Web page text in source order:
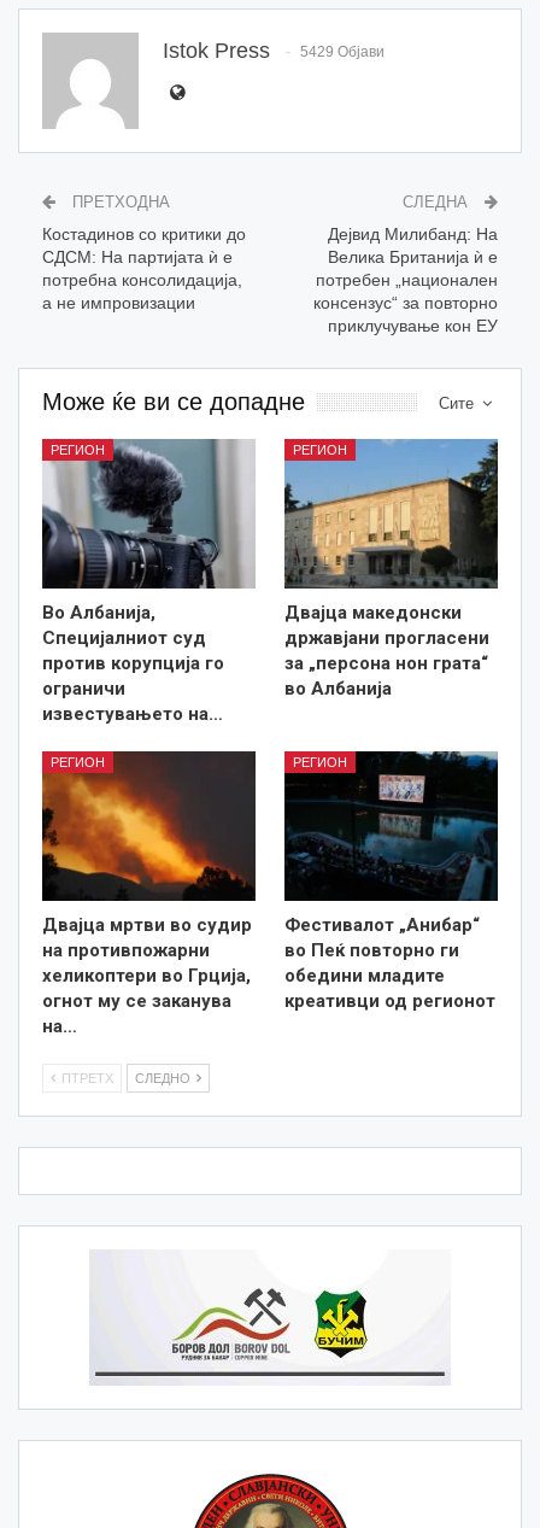
Istok Press 5429 Објави
ПРЕТХОДНА
Костадинов со критики до
СДСМ: На партијата ѝ е
потребна консолидација,
а не импровизации
СЛЕДНА
Дејвид Милибанд: На
Велика Британија ѝ е
потребен „национален
консензус“ за повторно
приклучување кон ЕУ
Сите
Може ќе ви се допадне
РЕГИОН
Во Албанија,
Специјалниот суд
против корупција го
ограничи
известувањето на…
РЕГИОН
Двајца македонски
државјани прогласени
за „персона нон грата“
во Албанија
РЕГИОН
Двајца мртви во судир
на противпожарни
хеликоптери во Грција,
огнот му се заканува
на…
РЕГИОН
Фестивалот „Анибар“
во Пеќ повторно ги
обедини младите
креативци од регионот
ПТРЕТХ СЛЕДНО